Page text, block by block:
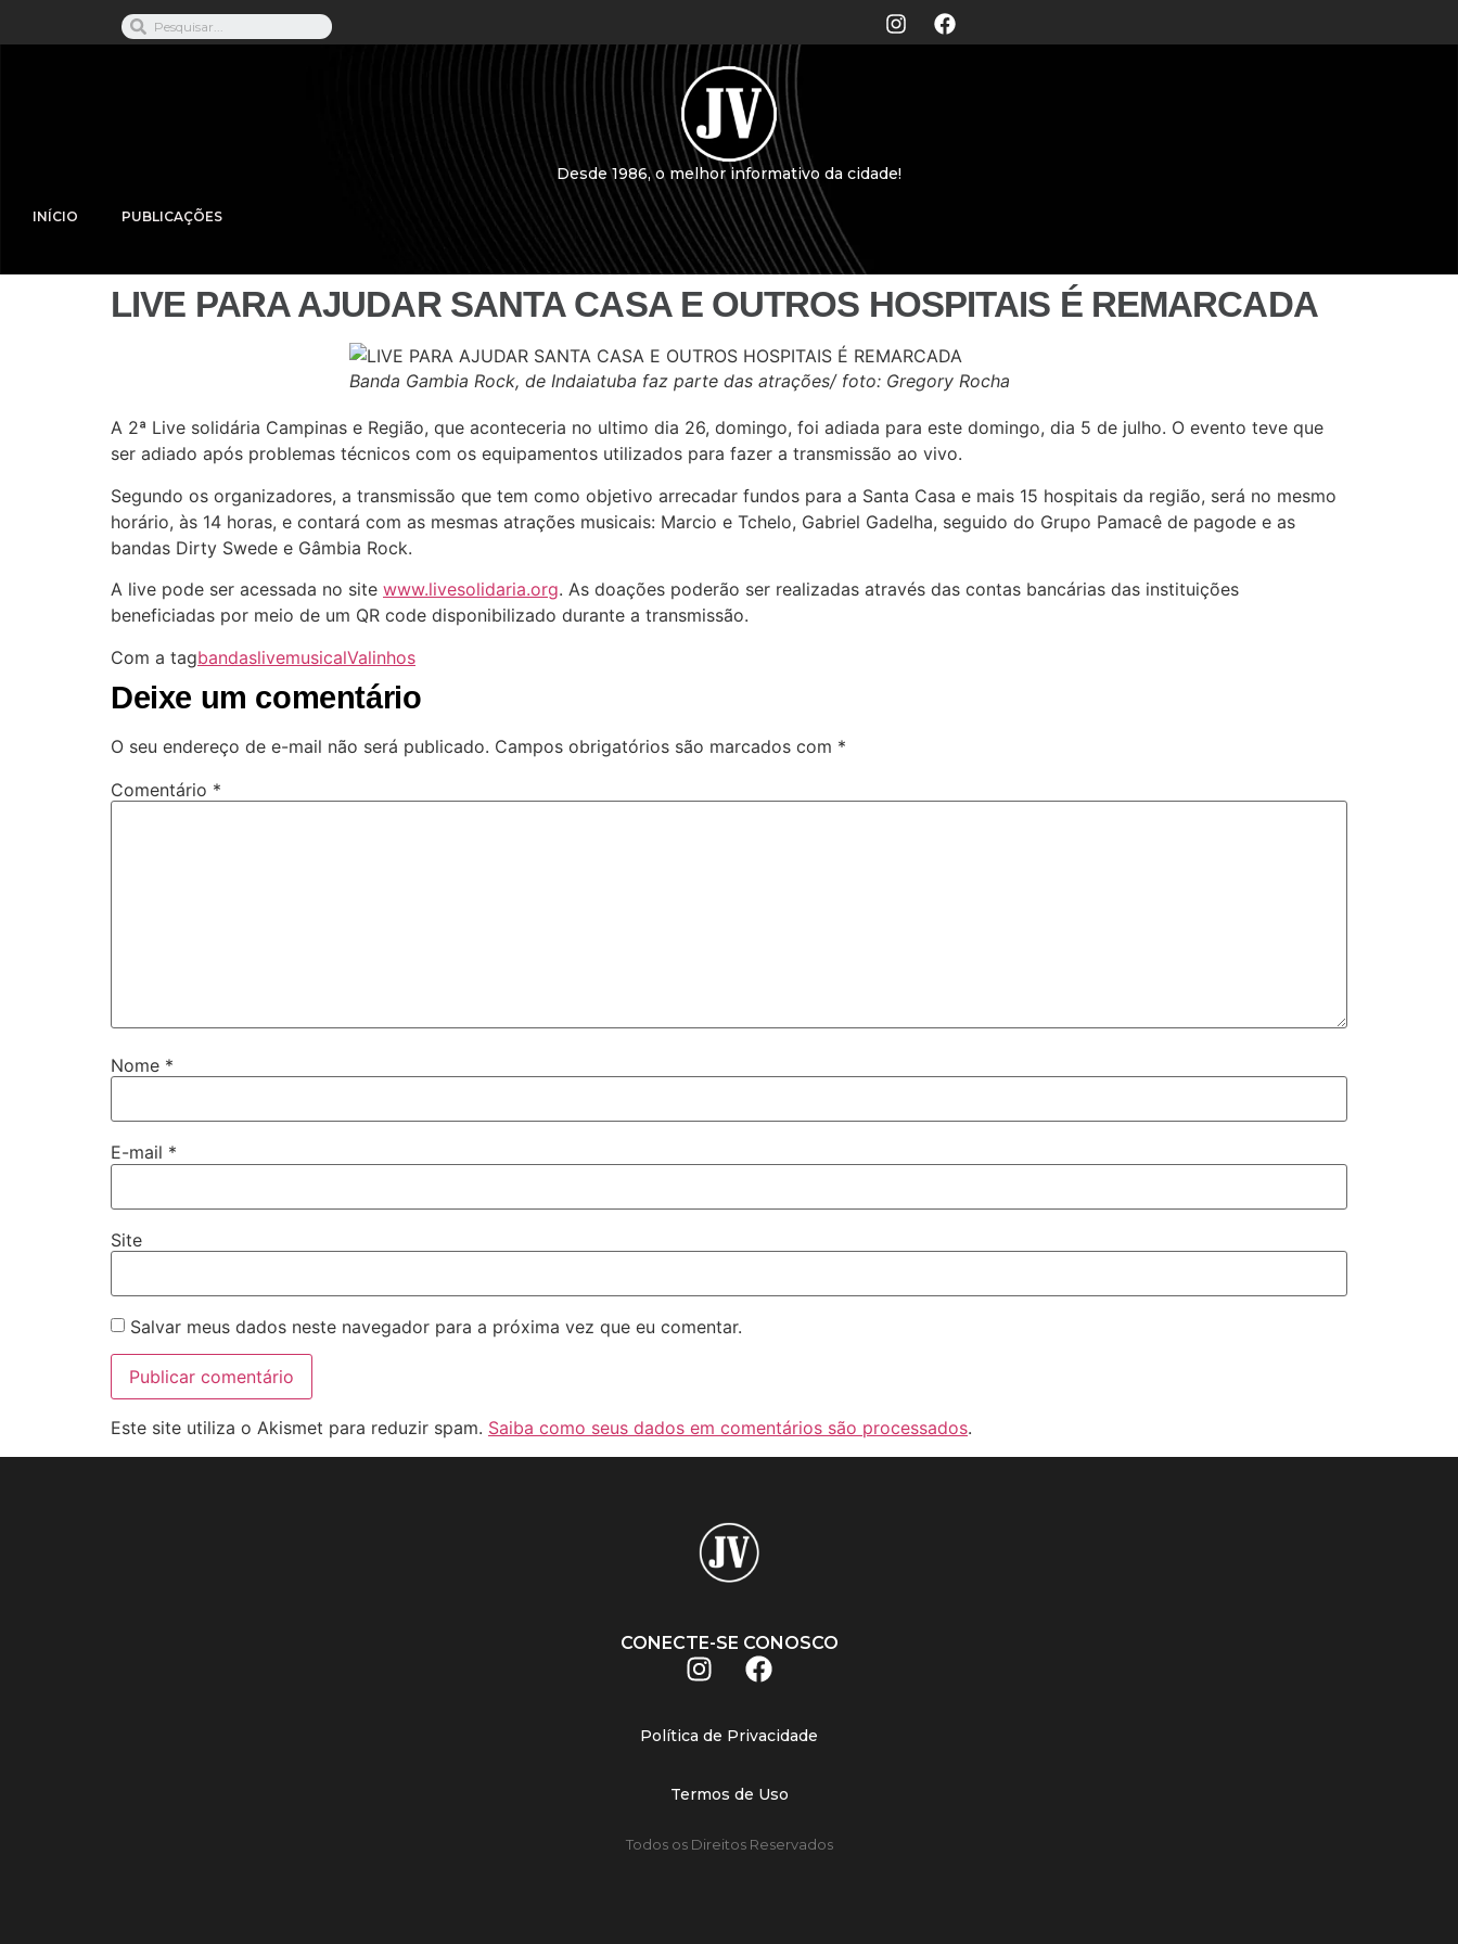
Desde 1986, o melhor informativo da cidade!
INÍCIO PUBLICAÇÕES
LIVE PARA AJUDAR SANTA CASA E OUTROS HOSPITAIS É REMARCADA
Banda Gambia Rock, de Indaiatuba faz parte das atrações/ foto: Gregory Rocha
A 2ª Live solidária Campinas e Região, que aconteceria no ultimo dia 26, domingo, foi adiada para este domingo, dia 5 de julho. O evento teve que
ser adiado após problemas técnicos com os equipamentos utilizados para fazer a transmissão ao vivo.
Segundo os organizadores, a transmissão que tem como objetivo arrecadar fundos para a Santa Casa e mais 15 hospitais da região, será no mesmo
horário, às 14 horas, e contará com as mesmas atrações musicais: Marcio e Tchelo, Gabriel Gadelha, seguido do Grupo Pamacê de pagode e as
bandas Dirty Swede e Gâmbia Rock.
A live pode ser acessada no site www.livesolidaria.org. As doações poderão ser realizadas através das contas bancárias das instituições
beneficiadas por meio de um QR code disponibilizado durante a transmissão.
Com a tagbandaslivemusicalValinhos
Deixe um comentário
O seu endereço de e-mail não será publicado. Campos obrigatórios são marcados com *
Comentário *
Nome *
E-mail *
Site
Salvar meus dados neste navegador para a próxima vez que eu comentar.
Este site utiliza o Akismet para reduzir spam. Saiba como seus dados em comentários são processados.
CONECTE-SE CONOSCO
Política de Privacidade
Termos de Uso
Todos os Direitos Reservados